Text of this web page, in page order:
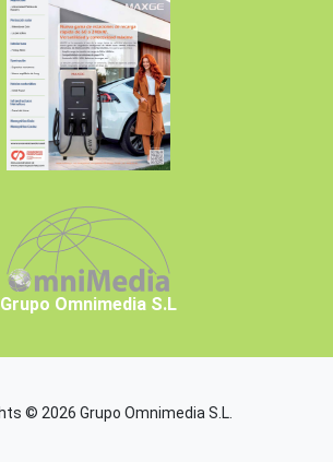
Grupo Omnimedia S.L
© 2026 Grupo Omnimedia S.L.